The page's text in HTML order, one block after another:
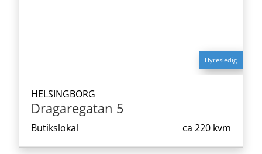
Hyresledig
HELSINGBORG
Dragaregatan 5
Butikslokal ca 220 kvm